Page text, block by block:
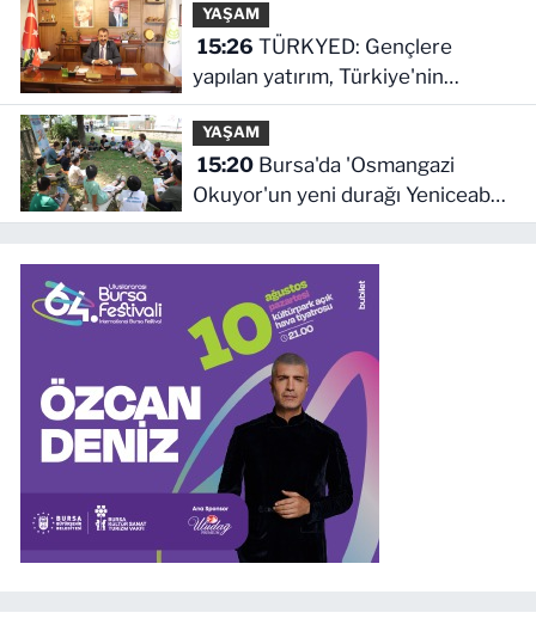
YAŞAM
15:26
yapılan yatırım, Türkiye'nin
geleceğine yatırımdır
YAŞAM
15:20Bursa'da 'Osmangazi
Okuyor'un yeni durağı Yeniceabat
oldu